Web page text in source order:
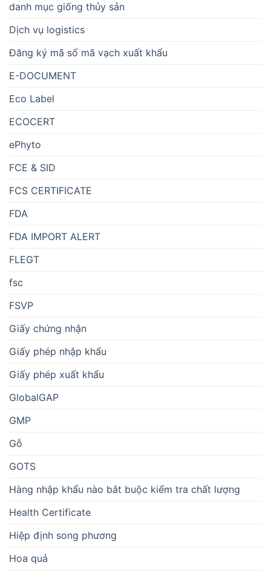
danh mục giống thủy sản
Dịch vụ logistics
Đăng ký mã số mã vạch xuất khẩu
E-DOCUMENT
Eco Label
ECOCERT
ePhyto
FCE & SID
FCS CERTIFICATE
FDA
FDA IMPORT ALERT
FLEGT
fsc
FSVP
Giấy chứng nhận
Giấy phép nhập khẩu
Giấy phép xuất khẩu
GlobalGAP
GMP
Gỗ
GOTS
Hàng nhập khẩu nào bắt buộc kiểm tra chất lượng
Health Certificate
Hiệp định song phương
Hoa quả